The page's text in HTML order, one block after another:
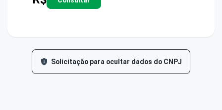
Solicitação para ocultar dados do CNPJ